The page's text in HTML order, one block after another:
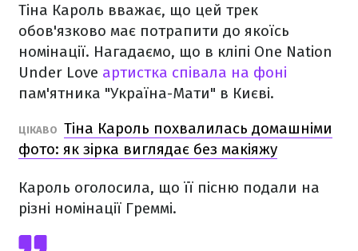
Тіна Кароль вважає, що цей трек
обов'язково має потрапити до якоїсь
номінації. Нагадаємо, що в кліпі One Nation
Under Love артистка співала на фоні
пам'ятника "Україна-Мати" в Києві.
ЦІКАВО Тіна Кароль похвалилась домашніми
фото: як зірка виглядає без макіяжу
Кароль оголосила, що її пісню подали на
різні номінації Греммі.